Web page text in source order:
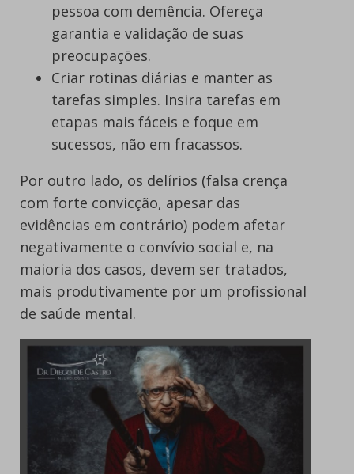
pessoa com demência. Ofereça
garantia e validação de suas
preocupações.
Criar rotinas diárias e manter as
tarefas simples. Insira tarefas em
etapas mais fáceis e foque em
sucessos, não em fracassos.
Por outro lado, os delírios (falsa crença
com forte convicção, apesar das
evidências em contrário) podem afetar
negativamente o convívio social e, na
maioria dos casos, devem ser tratados,
mais produtivamente por um profissional
de saúde mental.